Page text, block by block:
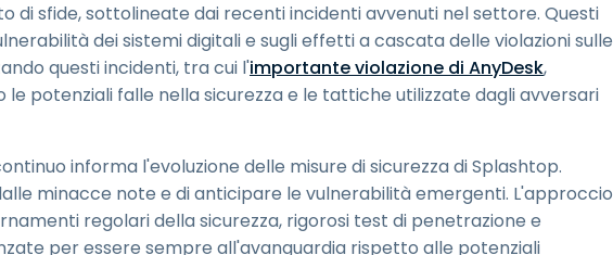
di sfide, sottolineate dai recenti incidenti avvenuti nel settore. Questi
dei sistemi digitali e sugli effetti a cascata delle violazioni sulle
questi incidenti, tra cui l'importante violazione di AnyDesk,
potenziali falle nella sicurezza e le tattiche utilizzate dagli avversari
informa l'evoluzione delle misure di sicurezza di Splashtop.
minacce note e di anticipare le vulnerabilità emergenti. L'approccio
regolari della sicurezza, rigorosi test di penetrazione e
per essere sempre all'avanguardia rispetto alle potenziali